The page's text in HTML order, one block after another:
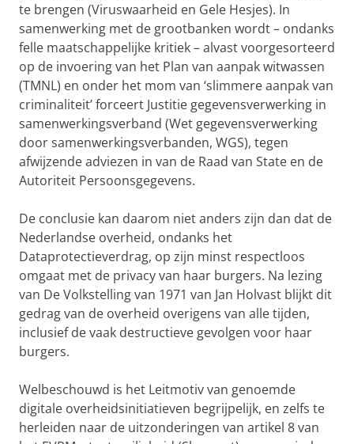
te brengen (Viruswaarheid en Gele Hesjes). In
samenwerking met de grootbanken wordt – ondanks
felle maatschappelijke kritiek – alvast voorgesorteerd
op de invoering van het Plan van aanpak witwassen
(TMNL) en onder het mom van ‘slimmere aanpak van
criminaliteit’ forceert Justitie gegevensverwerking in
samenwerkingsverband (Wet gegevensverwerking
door samenwerkingsverbanden, WGS), tegen
afwijzende adviezen in van de Raad van State en de
Autoriteit Persoonsgegevens.
De conclusie kan daarom niet anders zijn dan dat de
Nederlandse overheid, ondanks het
Dataprotectieverdrag, op zijn minst respectloos
omgaat met de privacy van haar burgers. Na lezing
van De Volkstelling van 1971 van Jan Holvast blijkt dit
gedrag van de overheid overigens van alle tijden,
inclusief de vaak destructieve gevolgen voor haar
burgers.
Welbeschouwd is het Leitmotiv van genoemde
digitale overheidsinitiatieven begrijpelijk, en zelfs te
herleiden naar de uitzonderingen van artikel 8 van